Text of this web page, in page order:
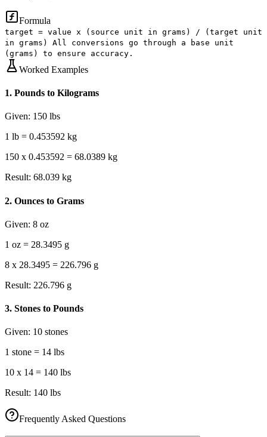
Formula
target = value x (source unit in grams) / (target unit
in grams) All conversions go through a base unit
(grams) to ensure accuracy.
Worked Examples
1. Pounds to Kilograms
Given: 150 lbs
1 lb = 0.453592 kg
150 x 0.453592 = 68.0389 kg
Result: 68.039 kg
2. Ounces to Grams
Given: 8 oz
1 oz = 28.3495 g
8 x 28.3495 = 226.796 g
Result: 226.796 g
3. Stones to Pounds
Given: 10 stones
1 stone = 14 lbs
10 x 14 = 140 lbs
Result: 140 lbs
Frequently Asked Questions